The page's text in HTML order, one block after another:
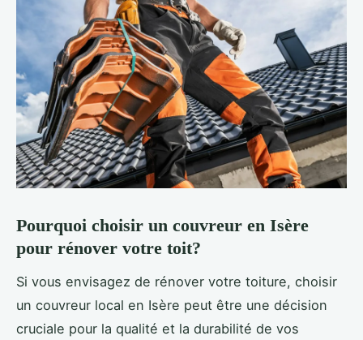
Pourquoi choisir un couvreur en Isère
pour rénover votre toit?
Si vous envisagez de rénover votre toiture, choisir
un couvreur local en Isère peut être une décision
cruciale pour la qualité et la durabilité de vos